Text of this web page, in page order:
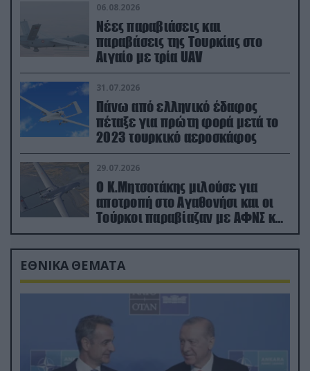
06.08.2026
Νέες παραβιάσεις και
παραβάσεις της Τουρκίας στο
Αιγαίο με τρία UAV
31.07.2026
Πάνω από ελληνικό έδαφος
πέταξε για πρώτη φορά μετά το
2023 τουρκικό αεροσκάφος
29.07.2026
Ο Κ.Μητσοτάκης μιλούσε για
αποτροπή στο Αγαθονήσι και οι
Τούρκοι παραβίαζαν με ΑΦΝΣ και
drone
ΕΘΝΙΚΑ ΘΕΜΑΤΑ